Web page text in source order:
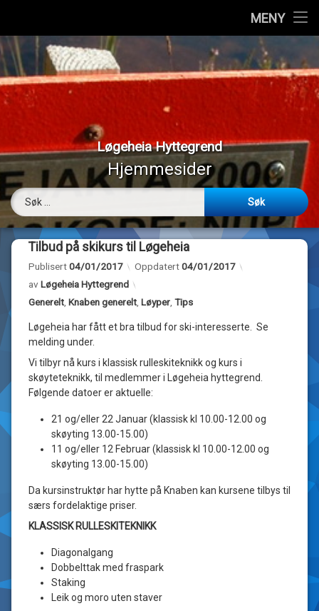
MENY
Vedtekter
Styremedlemmer
Værmeldinger
Panoramabilder
Bilder
Webkamera
Om…
Hopp
til
innhold
Løgeheia Hyttegrend
Hjemmesider
Tilbud på skikurs til Løgeheia
Publisert04/01/2017 Oppdatert04/01/2017
avLøgeheia Hyttegrend
Kategorier:
Generelt Knaben generelt Løyper Tips
Løgeheia har fått et bra tilbud for ski-interesserte. Se
melding under.
Vi tilbyr nå kurs i klassisk rulleskiteknikk og kurs i
skøyteteknikk, til medlemmer i Løgeheia hyttegrend.
Følgende datoer er aktuelle:
21 og/eller 22 Januar (klassisk kl 10.00-12.00 og
skøyting 13.00-15.00)
11 og/eller 12 Februar (klassisk kl 10.00-12.00 og
skøyting 13.00-15.00)
Da kursinstruktør har hytte på Knaben kan kursene tilbys til
særs fordelaktige priser.
KLASSISK RULLESKITEKNIKK
Diagonalgang
Dobbelttak med fraspark
Staking
Leik og moro uten staver